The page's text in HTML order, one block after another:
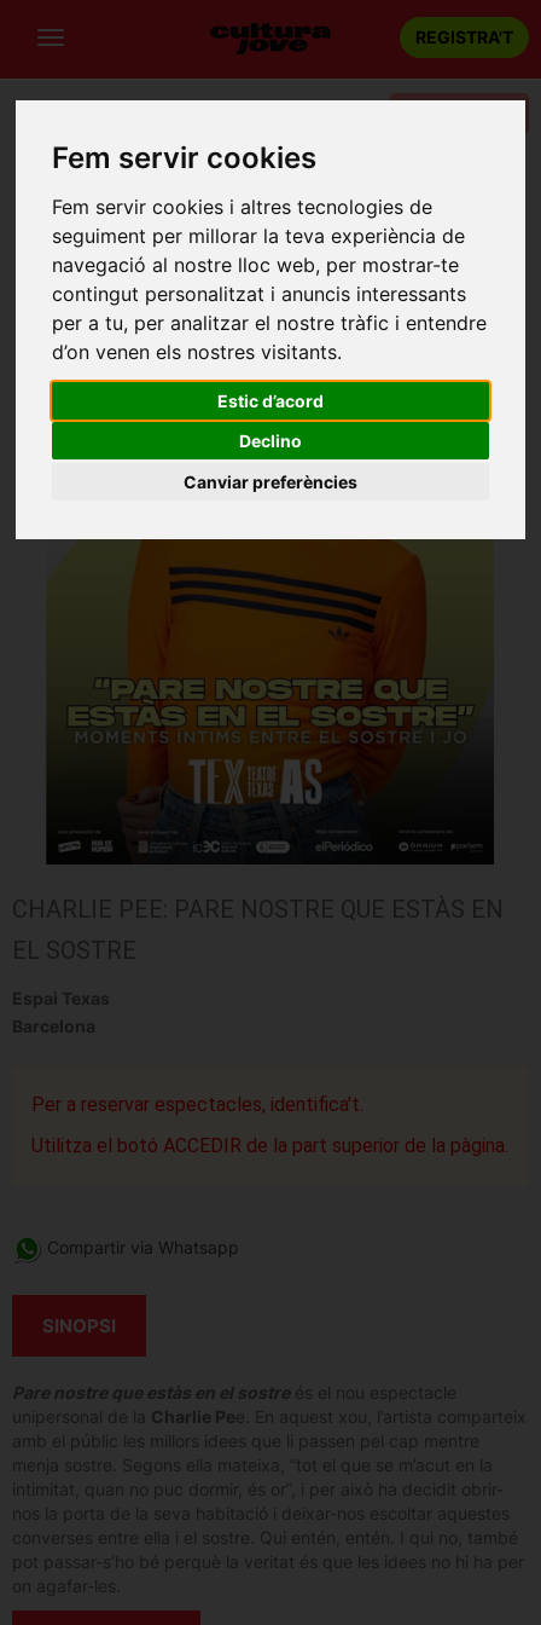
Fem servir cookies
Fem servir cookies i altres tecnologies de
seguiment per millorar la teva experiència de
navegació al nostre lloc web, per mostrar-te
contingut personalitzat i anuncis interessants
per a tu, per analitzar el nostre tràfic i entendre
d’on venen els nostres visitants.
Estic d’acord
Declino
Canviar preferències
REGISTRA'T
Portada Teatre
Barcelona
CHARLIE PEE: PARE NOSTRE QUE ESTÀS EN
EL SOSTRE
Espai Texas
Barcelona
Per a reservar espectacles, identifica't.
Utilitza el botó ACCEDIR de la part superior de la pàgina.
Compartir via Whatsapp
SINOPSI
Pare nostre que estàs en el sostre és el nou espectacle
unipersonal de la Charlie Pee. En aquest xou, l’artista comparteix
amb el públic les millors idees que li passen pel cap mentre
menja sostre. Segons ella mateixa, “tot el que se m’acut en la
intimitat, quan no puc dormir, és or”, i per això ha decidit obrir-
nos la porta de la seva habitació i deixar-nos escoltar aquestes
converses entre ella i el sostre. Qui entén, entén. I qui no, també
pot passar-s’ho bé perquè la veritat és que les idees no hi ha per
on agafar-les.